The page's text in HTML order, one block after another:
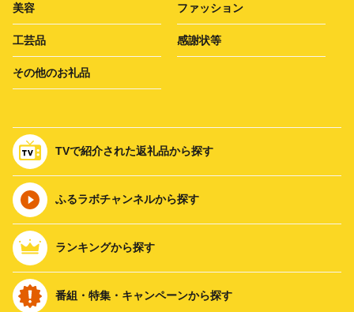
美容 ファッション
工芸品 感謝状等
その他のお礼品
TVで紹介された返礼品から探す
ふるラボチャンネルから探す
ランキングから探す
番組・特集・キャンペーンから探す